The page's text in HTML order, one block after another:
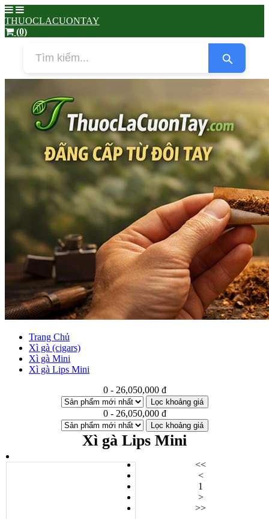
THUOCLACUONTAY
(0)
Trang Chủ
Xì gà (cigars)
Xì gà Mini
Xì gà Lips Mini
0 - 26,050,000 đ
Lọc khoảng giá
0 - 26,050,000 đ
Lọc khoảng giá
Xì gà Lips Mini
<<
<
1
>
>>